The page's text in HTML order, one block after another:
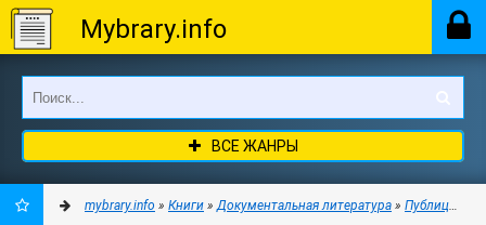
Mybrary.info
ВСЕ ЖАНРЫ
mybrary.info » Книги »Документальная литература »